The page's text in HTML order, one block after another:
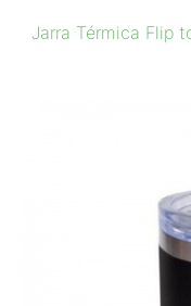
Jarra Térmica Flip